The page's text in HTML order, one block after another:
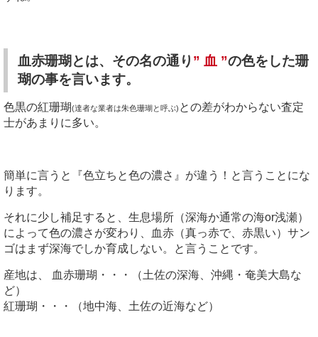
血赤珊瑚とは、その名の通り ” 血 ”の色をした珊
瑚の事を言います。
色黒の紅珊瑚(達者な業者は朱色珊瑚と呼ぶ) との差がわからない査定
士があまりに多い。
簡単に言うと『色立ちと色の濃さ』が違う！と言うことにな
ります。
それに少し補足すると、生息場所（深海か通常の海or浅瀬）
によって色の濃さが変わり、血赤（真っ赤で、赤黒い）サン
ゴはまず深海でしか育成しない。と言うことです。
産地は、 血赤珊瑚・・・（土佐の深海、沖縄・奄美大島な
ど）
紅珊瑚・・・（地中海、土佐の近海など）